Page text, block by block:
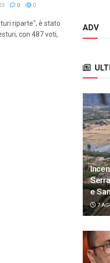
0 0
riparte", è stato
con 487 voti,
ADV
e
7